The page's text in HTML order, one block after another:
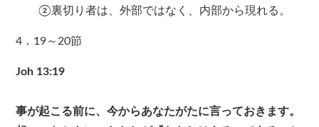
②裏切り者は、外部ではなく、内部から現れる。
4．19～20節
Joh 13:19
事が起こる前に、今からあなたがたに言っておきます。